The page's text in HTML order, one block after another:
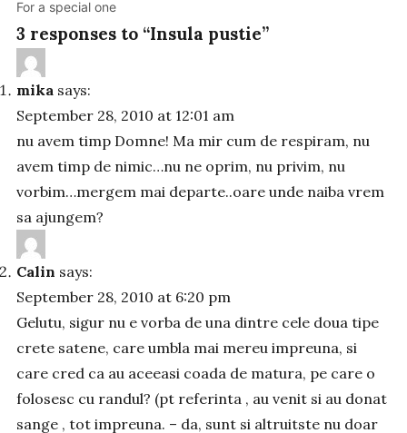
For a special one
3 responses to “Insula pustie”
mika says:
September 28, 2010 at 12:01 am
nu avem timp Domne! Ma mir cum de respiram, nu
avem timp de nimic…nu ne oprim, nu privim, nu
vorbim…mergem mai departe..oare unde naiba vrem
sa ajungem?
Calin says:
September 28, 2010 at 6:20 pm
Gelutu, sigur nu e vorba de una dintre cele doua tipe
crete satene, care umbla mai mereu impreuna, si
care cred ca au aceeasi coada de matura, pe care o
folosesc cu randul? (pt referinta , au venit si au donat
sange , tot impreuna. – da, sunt si altruitste nu doar